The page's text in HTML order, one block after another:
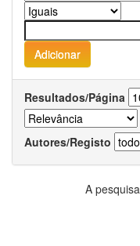
Resultados/Página
Autores/Registo
A